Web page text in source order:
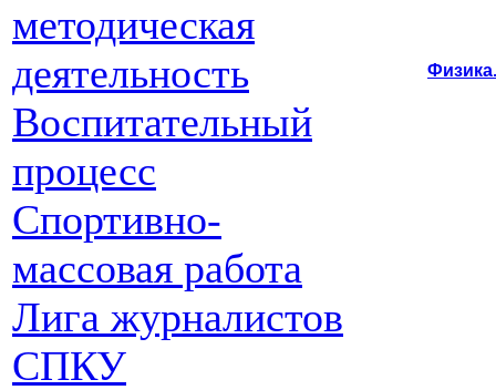
методическая
деятельность
Воспитательный
процесс
Спортивно-
массовая работа
Лига журналистов
СПКУ